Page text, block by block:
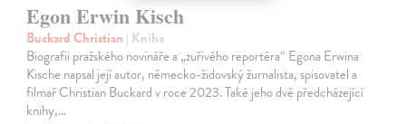
Egon Erwin Kisch
Buckard Christian | Kniha
Biografii pražského novináře a „zuřivého reportéra“ Egona Erwina
Kische napsal její autor, německo-židovský žurnalista, spisovatel a
filmař Christian Buckard v roce 2023. Také jeho dvě předcházející
knihy,…